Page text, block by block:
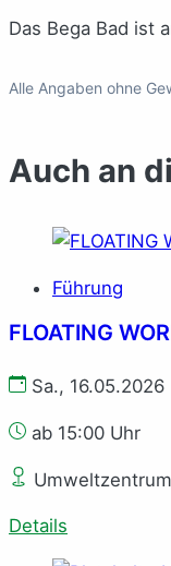
Das Bega Bad ist
Alle Angaben ohne
Auch an
Führung
FLOATING
Sa., 16.05.2026
ab 15:00 Uhr
Details